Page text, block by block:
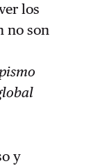
los
no son
y